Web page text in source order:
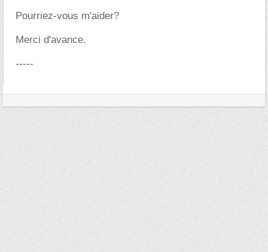
Pourriez-vous m'aider?
Merci d'avance.
-----